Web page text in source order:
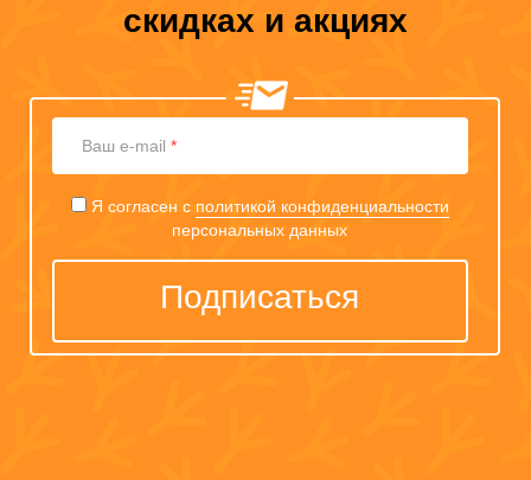
скидках и акциях
mail
Ваш e-mail *
Я согласен с политикой конфиденциальности
персональных данных
Подписаться